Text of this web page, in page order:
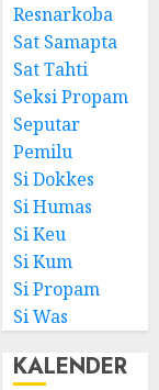
Resnarkoba
Sat Samapta
Sat Tahti
Seksi Propam
Seputar
Pemilu
Si Dokkes
Si Humas
Si Keu
Si Kum
Si Propam
Si Was
KALENDER